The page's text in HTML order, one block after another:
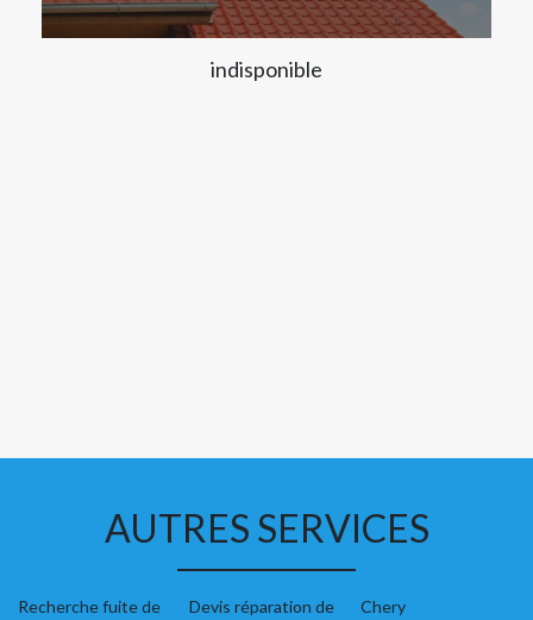
indisponible
AUTRES SERVICES
Recherche fuite de
Devis réparation de
Chery